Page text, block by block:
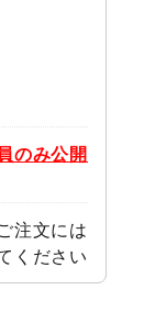
のみ公開
注文には
ください